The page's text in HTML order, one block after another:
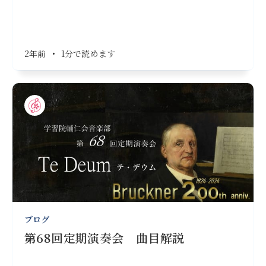
2年前 • 1分で読めます
ブログ
第68回定期演奏会 曲目解説